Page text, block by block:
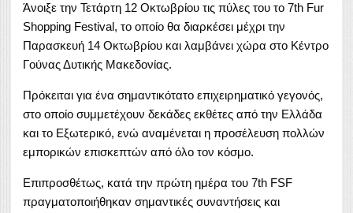
Άνοιξε την Τετάρτη 12 Οκτωβρίου τις πύλες του το 7th Fur
Shopping Festival, το οποίο θα διαρκέσει μέχρι την
Παρασκευή 14 Οκτωβρίου και λαμβάνει χώρα στο Κέντρο
Γούνας Δυτικής Μακεδονίας.
Πρόκειται για ένα σημαντικότατο επιχειρηματικό γεγονός,
στο οποίο συμμετέχουν δεκάδες εκθέτες από την Ελλάδα
και το Εξωτερικό, ενώ αναμένεται η προσέλευση πολλών
εμπορικών επισκεπτών από όλο τον κόσμο.
Επιπροσθέτως, κατά την πρώτη ημέρα του 7th FSF
πραγματοποιήθηκαν σημαντικές συναντήσεις και